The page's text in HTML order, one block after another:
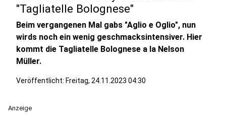
"Tagliatelle Bolognese"
Beim vergangenen Mal gabs "Aglio e Oglio", nun
wirds noch ein wenig geschmacksintensiver. Hier
kommt die Tagliatelle Bolognese a la Nelson
Müller.
Veröffentlicht: Freitag, 24.11.2023 04:30
Anzeige